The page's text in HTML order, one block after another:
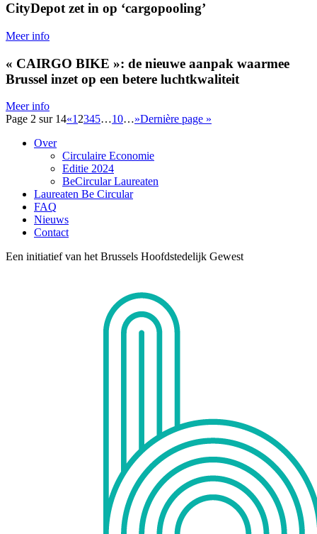
CityDepot zet in op ‘cargopooling’
Meer info
« CAIRGO BIKE »: de nieuwe aanpak waarmee
Brussel inzet op een betere luchtkwaliteit
Meer info
Page 2 sur 14«1 2345…10…»Dernière page »
Over
Circulaire Economie
Editie 2024
BeCircular Laureaten
Laureaten Be Circular
FAQ
Nieuws
Contact
Een initiatief van het Brussels Hoofdstedelijk Gewest